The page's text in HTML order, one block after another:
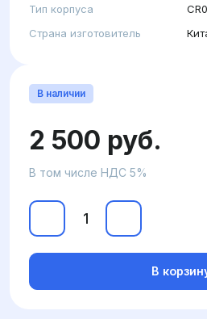
Тип корпуса
Страна изготовитель
В наличии
2 500 руб.
В том числе НДС 5%
В